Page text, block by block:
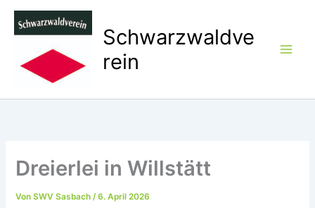
Zum
Inhalt
Schwarzwaldve
rein
Dreierlei in Willstätt
VonSWV Sasbach/6. April 2026